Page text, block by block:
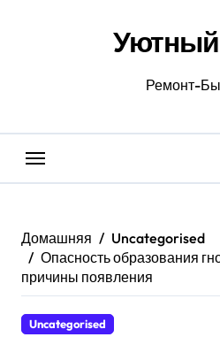
Ремонт-
Домашняя
Uncategorised
Опасность образования
причины появления
Uncategorised